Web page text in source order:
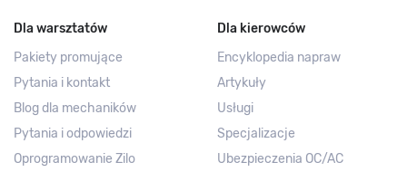
Dla warsztatów
Pakiety promujące
Pytania i kontakt
Blog dla mechaników
Pytania i odpowiedzi
Oprogramowanie Zilo
Dla kierowców
Encyklopedia napraw
Artykuły
Usługi
Specjalizacje
Ubezpieczenia OC/AC